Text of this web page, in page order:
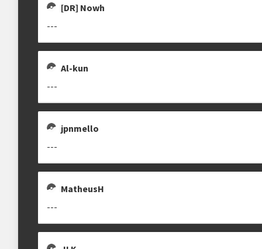
[DR] Nowh
---
Al-kun
---
jpnmello
---
MatheusH
---